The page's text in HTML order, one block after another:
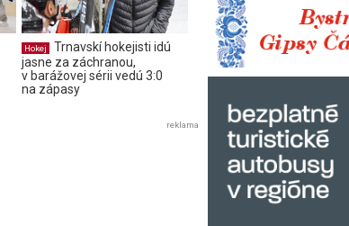
Hokej
Trnavskí hokejisti idú
jasne za záchranou,
v barážovej sérii vedú 3:0
na zápasy
reklama